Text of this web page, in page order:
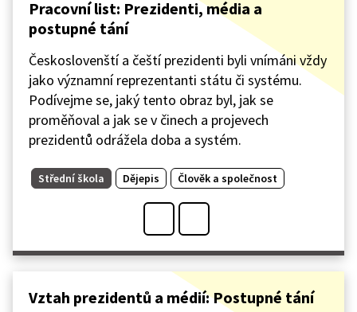
Pracovní list: Prezidenti, média a
postupné tání
Českoslovenští a čeští prezidenti byli vnímáni vždy
jako významní reprezentanti státu či systému.
Podívejme se, jaký tento obraz byl, jak se
proměňoval a jak se v činech a projevech
prezidentů odrážela doba a systém.
Střední škola Dějepis Člověk a společnost
Vztah prezidentů a médií: Postupné tání